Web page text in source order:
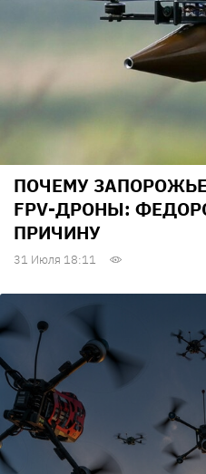
ПОЧЕМУ
FPV-ДРОНЫ:
ПРИЧИНУ
31 Июля 18:11